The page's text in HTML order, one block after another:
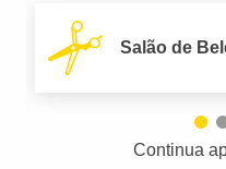
Salão de
Continua